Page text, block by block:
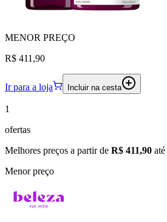
MENOR PREÇO
R$ 411,90
Ir para a loja Incluir na cesta
1
ofertas
Melhores preços a partir de R$ 411,90 até
Menor preço